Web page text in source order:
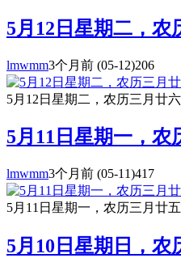
5月12日星期二，农
lmwmm3个月前 (05-12)206
5月12日星期二，农历三月廿
5月11日星期一，
lmwmm3个月前 (05-11)417
5月11日星期一，农历三月廿
5月10日星期日，